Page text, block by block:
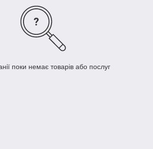
поки немає товарів або послуг